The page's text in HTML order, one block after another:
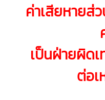
ค่าเสียหายส่
เป็นฝ่ายผิด
ต่อ